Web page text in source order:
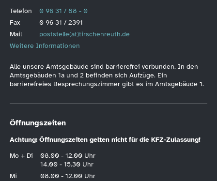
Telefon
0 96 31 / 88 - 0
Fax
0 96 31 / 2391
Mail
poststelle(at)tirschenreuth.de
Weitere Informationen
Alle unsere Amtsgebäude sind barrierefrei verbunden. In den
Amtsgebäuden 1a und 2 befinden sich Aufzüge. Ein
barrierefreies Besprechungszimmer gibt es im Amtsgebäude 1.
Öffnungszeiten
Achtung: Öffnungszeiten gelten nicht für die KFZ-Zulassung!
Mo + Di
08.00 - 12.00 Uhr
14.00 - 15.30 Uhr
Mi
08.00 - 12.00 Uhr